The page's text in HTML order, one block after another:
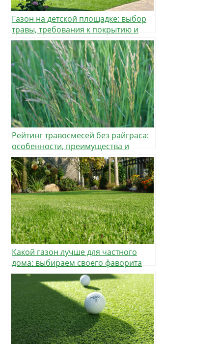
Газон на детской площадке: выбор
травы, требования к покрытию и
правила ухода
Рейтинг травосмесей без райграса:
особенности, преимущества и
выбор состава
Какой газон лучше для частного
дома: выбираем своего фаворита